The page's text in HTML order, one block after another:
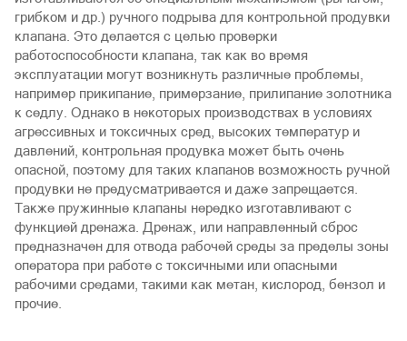
грибком и др.) ручного подрыва для контрольной продувки
клапана. Это делается с целью проверки
работоспособности клапана, так как во время
эксплуатации могут возникнуть различные проблемы,
например прикипание, примерзание, прилипание золотника
к седлу. Однако в некоторых производствах в условиях
агрессивных и токсичных сред, высоких температур и
давлений, контрольная продувка может быть очень
опасной, поэтому для таких клапанов возможность ручной
продувки не предусматривается и даже запрещается.
Также пружинные клапаны нередко изготавливают с
функцией дренажа. Дренаж, или направленный сброс
предназначен для отвода рабочей среды за пределы зоны
оператора при работе с токсичными или опасными
рабочими средами, такими как метан, кислород, бензол и
прочие.